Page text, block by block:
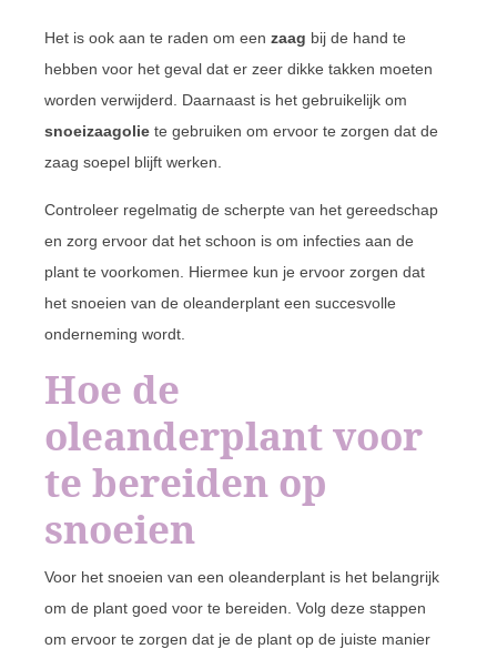
Het is ook aan te raden om een zaag bij de hand te
hebben voor het geval dat er zeer dikke takken moeten
worden verwijderd. Daarnaast is het gebruikelijk om
snoeizaagolie te gebruiken om ervoor te zorgen dat de
zaag soepel blijft werken.
Controleer regelmatig de scherpte van het gereedschap
en zorg ervoor dat het schoon is om infecties aan de
plant te voorkomen. Hiermee kun je ervoor zorgen dat
het snoeien van de oleanderplant een succesvolle
onderneming wordt.
Hoe de
oleanderplant voor
te bereiden op
snoeien
Voor het snoeien van een oleanderplant is het belangrijk
om de plant goed voor te bereiden. Volg deze stappen
om ervoor te zorgen dat je de plant op de juiste manier